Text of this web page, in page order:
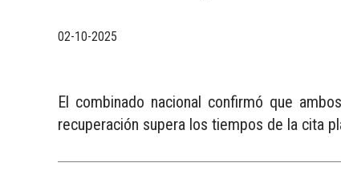
02-10-2025
El combinado nacional confirmó que
recuperación supera los tiempos de la cita